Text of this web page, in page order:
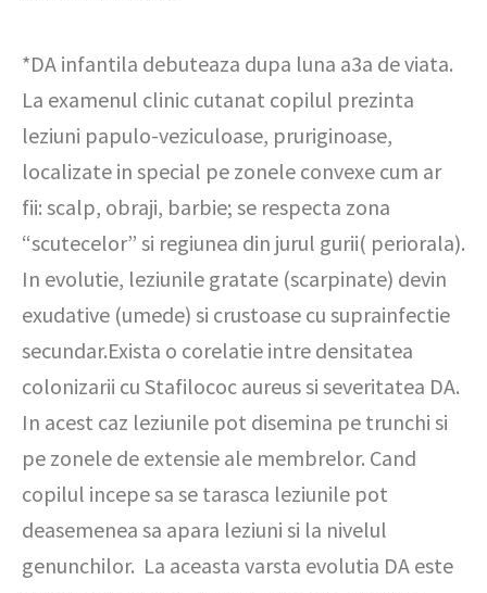
*DA infantila debuteaza dupa luna a3a de viata.
La examenul clinic cutanat copilul prezinta
leziuni papulo-veziculoase, pruriginoase,
localizate in special pe zonele convexe cum ar
fii: scalp, obraji, barbie; se respecta zona
“scutecelor” si regiunea din jurul gurii( periorala).
In evolutie, leziunile gratate (scarpinate) devin
exudative (umede) si crustoase cu suprainfectie
secundar.Exista o corelatie intre densitatea
colonizarii cu Stafilococ aureus si severitatea DA.
In acest caz leziunile pot disemina pe trunchi si
pe zonele de extensie ale membrelor. Cand
copilul incepe sa se tarasca leziunile pot
deasemenea sa apara leziuni si la nivelul
genunchilor. La aceasta varsta evolutia DA este